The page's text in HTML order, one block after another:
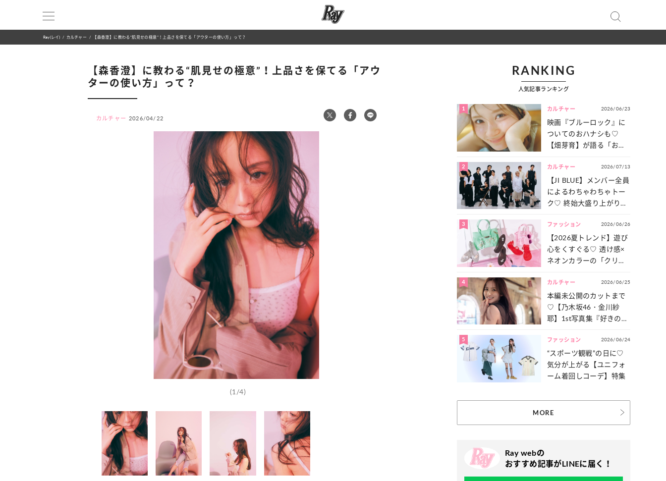
Ray(レイ) カルチャー 【森香澄】に教わる“肌見せの極意”！上品さを保てる「アウターの使い方」って？
【森香澄】に教わる“肌見せの極意”！上品さを保てる「アウ
ターの使い方」って？
カルチャー 2026/04/22
(1/4)
RANKING
人気記事ランキング
1 カルチャー 2026/06/23
映画『ブルーロック』に
ついてのおハナシも♡
【畑芽育】が語る「お仕
は？
2 カルチャー 2026/07/13
【JI BLUE】メンバー全員
によるわちゃわちゃトー
ク♡ 終始大盛り上がりだ
一気見せ！
3 ファッション 2026/06/26
【2026夏トレンド】遊び
心をくすぐる♡ 透け感×
ネオンカラーの「クリア
4 カルチャー 2026/06/25
本編未公開のカットまで
♡【乃木坂46・金川紗
耶】1st写真集『好きのグ
たっぷりとお届け！
5 ファッション 2026/06/24
“スポーツ観戦”の日に♡
気分が上がる【ユニフォ
ーム着回しコーデ】特集
MORE
Ray webの
おすすめ記事がLINEに届く！